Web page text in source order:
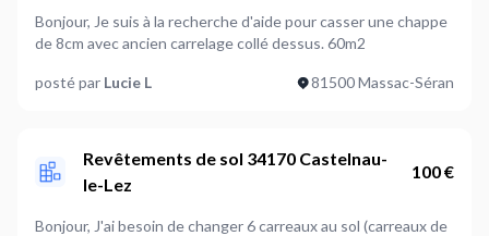
Bonjour, Je suis à la recherche d'aide pour casser une chappe
de 8cm avec ancien carrelage collé dessus. 60m2
posté par Lucie L 81500 Massac-Séran
Revêtements de sol 34170 Castelnau-
le-Lez
100 €
Bonjour, J'ai besoin de changer 6 carreaux au sol (carreaux de